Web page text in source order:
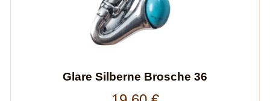
Glare Silberne Brosche 36